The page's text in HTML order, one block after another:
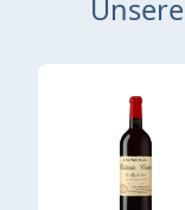
Produktgalerie